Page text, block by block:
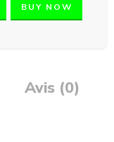
BUY NOW
Avis (0)